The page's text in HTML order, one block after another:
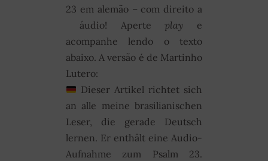
23 em alemão – com direito a
áudio! Aperteplay e
acompanhe lendo o texto
abaixo. A versão é de Martinho
Lutero:
Dieser Artikel richtet sich
an alle meine brasilianischen
Leser, die gerade Deutsch
lernen. Er enthält eine Audio-
Aufnahme zum Psalm 23.